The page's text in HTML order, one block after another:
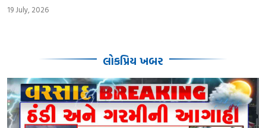
19 July, 2026
લોકપ્રિય ખબર